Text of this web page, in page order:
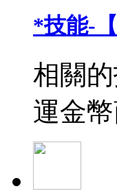
*技能-
相關
運金